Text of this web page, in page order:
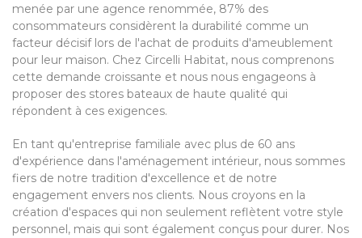
menée par une agence renommée, 87% des
consommateurs considèrent la durabilité comme un
facteur décisif lors de l'achat de produits d'ameublement
pour leur maison. Chez Circelli Habitat, nous comprenons
cette demande croissante et nous nous engageons à
proposer des stores bateaux de haute qualité qui
répondent à ces exigences.
En tant qu'entreprise familiale avec plus de 60 ans
d'expérience dans l'aménagement intérieur, nous sommes
fiers de notre tradition d'excellence et de notre
engagement envers nos clients. Nous croyons en la
création d'espaces qui non seulement reflètent votre style
personnel, mais qui sont également conçus pour durer. Nos